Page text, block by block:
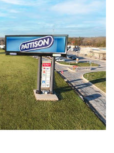
Mặt trước:
＞1920Hz
Gắn/Treo
14bit